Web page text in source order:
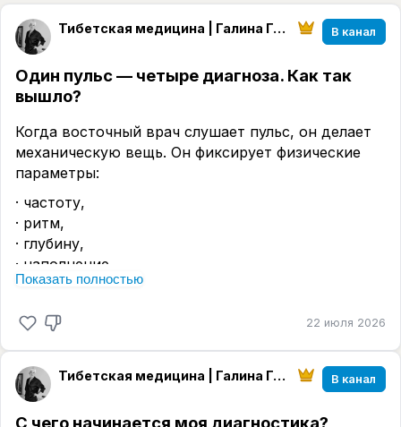
Тибетская медицина | Галина Гавринцева В канал
Один пульс — четыре диагноза. Как так
вышло?
Когда восточный врач слушает пульс, он делает
механическую вещь. Он фиксирует физические
параметры:
· частоту,
· ритм,
· глубину,
· наполнение,
· напряжение,
Это объективные данные. Их можно измерить. Их
можно записать.
Но сами по себе эти цифры и ощущения — ничто.
Они становятся диагностикой только тогда,
Показать полностью
22 июля 2026
Тибетская медицина | Галина Гавринцева В канал
С чего начинается моя диагностика?